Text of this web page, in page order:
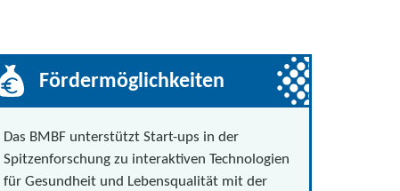
Fördermöglichkeiten
Das BMBF unterstützt Start-ups in der
Spitzenforschung zu interaktiven Technologien
für Gesundheit und Lebensqualität mit der